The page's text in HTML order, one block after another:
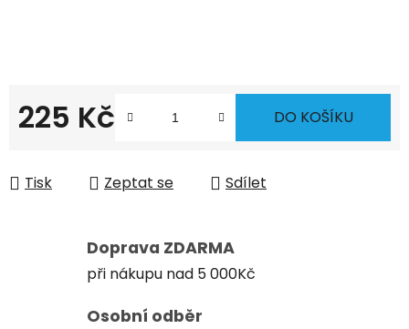
225 Kč DO KOŠÍKU
Tisk Zeptat se Sdílet
Doprava ZDARMA
při nákupu nad 5 000Kč
Osobní odběr